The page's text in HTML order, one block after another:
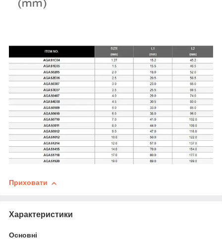
Приховати
Характеристики
Основні